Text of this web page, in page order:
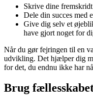
Skrive dine
Dele din succes med
Give dig selv et
have gjort noget for
Når du gør fejringen til en
udvikling. Det hjælper dig
for det, du endnu ikke har
Brug